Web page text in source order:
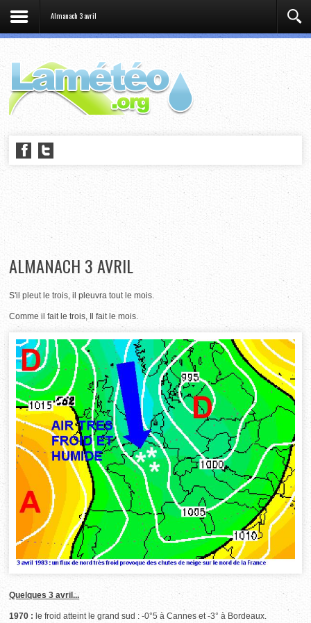
Almanach 3 avril
ALMANACH 3 AVRIL
S'il pleut le trois, il pleuvra tout le mois.
Comme il fait le trois, Il fait le mois.
Quelques 3 avril...
1970 : le froid atteint le grand sud : -0°5 à Cannes et -3° à Bordeaux.